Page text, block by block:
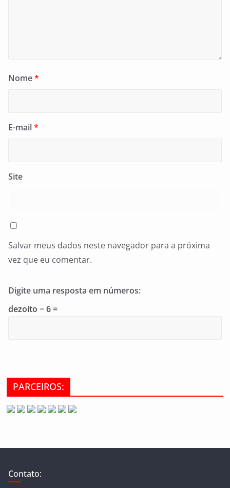
Nome*
E-mail*
Site
Salvar meus dados neste navegador para a próxima
vez que eu comentar.
Digite uma resposta em números:
dezoito − 6 =
PARCEIROS:
Contato: